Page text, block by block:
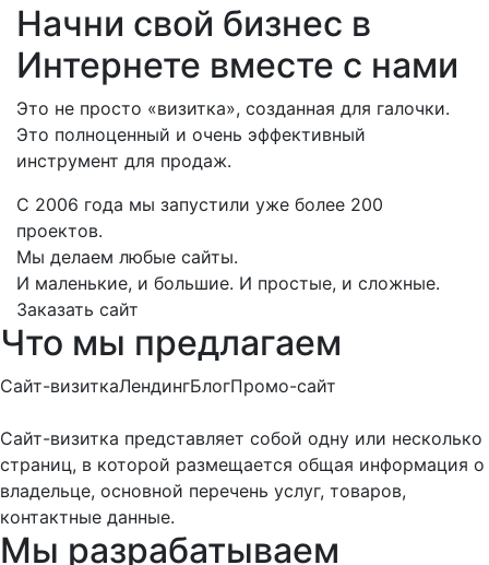
Начни свой бизнес в
Интернете вместе с нами
Это не просто «визитка», созданная для галочки.
Это полноценный и очень эффективный
инструмент для продаж.
С 2006 года мы запустили уже более 200
проектов.
Мы делаем любые сайты.
И маленькие, и большие. И простые, и сложные.
Заказать сайт
Что мы предлагаем
Сайт-визиткаЛендингБлогПромо-сайт
Сайт-визитка представляет собой одну или несколько
страниц, в которой размещается общая информация о
владельце, основной перечень услуг, товаров,
контактные данные.
Мы разрабатываем